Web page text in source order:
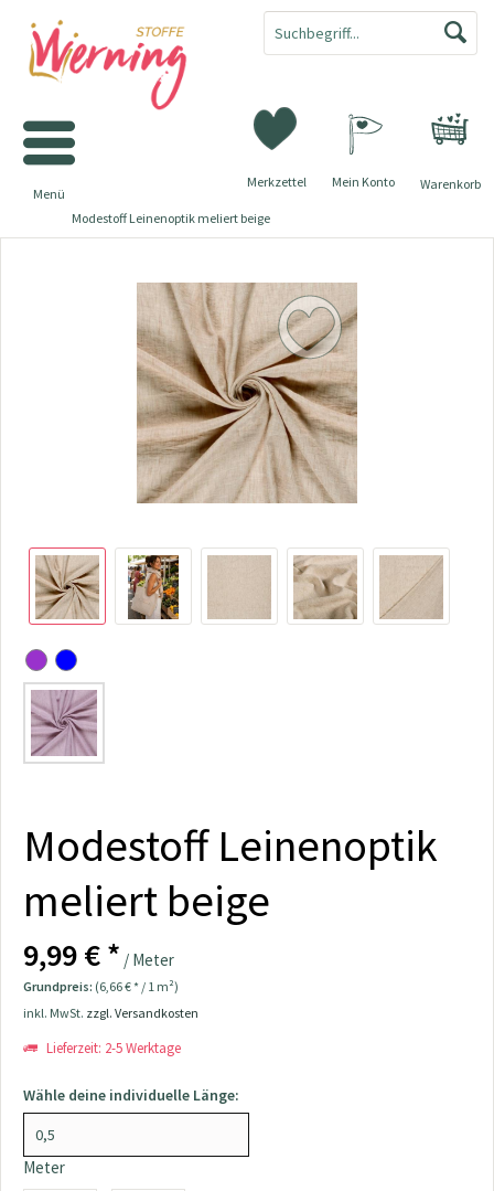
Warenkorb
Merkzettel Mein Konto
Menü
Modestoff Leinenoptik meliert beige
Modestoff Leinenoptik
meliert beige
9,99 € * / Meter
Grundpreis: (6,66 € * / 1 m²)
inkl. MwSt. zzgl. Versandkosten
Lieferzeit: 2-5 Werktage
Wähle deine individuelle Länge:
Meter